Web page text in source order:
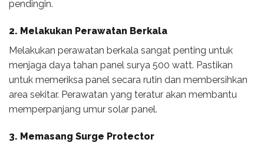
pendingin.
2. Melakukan Perawatan Berkala
Melakukan perawatan berkala sangat penting untuk
menjaga daya tahan panel surya 500 watt. Pastikan
untuk memeriksa panel secara rutin dan membersihkan
area sekitar. Perawatan yang teratur akan membantu
memperpanjang umur solar panel.
3. Memasang Surge Protector